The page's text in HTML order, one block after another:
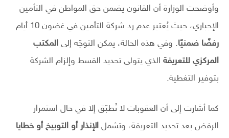
وأوضحت الوزارة أن القانون يضمن حق المواطن في التأمين
الإجباري، حيث يُعتبر عدم رد شركة التأمين في غضون 10 أيام
رفضًا ضمنيًا. وفي هذه الحالة، يمكن التوجّه إلى المكتب
المركزي للتعريفة الذي يتولى تحديد القسط وإلزام الشركة
بتوفير التغطية.
كما أشارت إلى أن العقوبات لا تُطبّق إلا في حال استمرار
الرفض بعد تحديد التعريفة، وتشمل الإنذار أو التوبيخ أو خطايا